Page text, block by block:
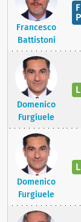
Francesco
Battistoni
Domenico
Furgiuele
Domenico
Furgiuele